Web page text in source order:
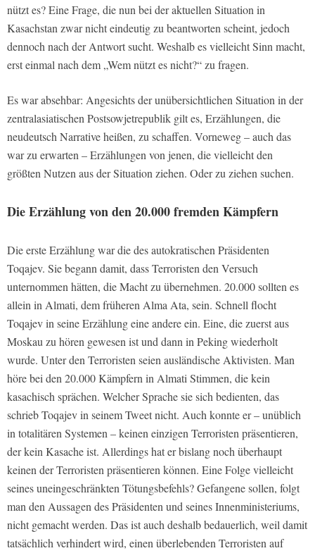
nützt es? Eine Frage, die nun bei der aktuellen Situation in
Kasachstan zwar nicht eindeutig zu beantworten scheint, jedoch
dennoch nach der Antwort sucht. Weshalb es vielleicht Sinn macht,
erst einmal nach dem „Wem nützt es nicht?“ zu fragen.
Es war absehbar: Angesichts der unübersichtlichen Situation in der
zentralasiatischen Postsowjetrepublik gilt es, Erzählungen, die
neudeutsch Narrative heißen, zu schaffen. Vorneweg – auch das
war zu erwarten – Erzählungen von jenen, die vielleicht den
größten Nutzen aus der Situation ziehen. Oder zu ziehen suchen.
Die Erzählung von den 20.000 fremden Kämpfern
Die erste Erzählung war die des autokratischen Präsidenten
Toqajev. Sie begann damit, dass Terroristen den Versuch
unternommen hätten, die Macht zu übernehmen. 20.000 sollten es
allein in Almati, dem früheren Alma Ata, sein. Schnell flocht
Toqajev in seine Erzählung eine andere ein. Eine, die zuerst aus
Moskau zu hören gewesen ist und dann in Peking wiederholt
wurde. Unter den Terroristen seien ausländische Aktivisten. Man
höre bei den 20.000 Kämpfern in Almati Stimmen, die kein
kasachisch sprächen. Welcher Sprache sie sich bedienten, das
schrieb Toqajev in seinem Tweet nicht. Auch konnte er – unüblich
in totalitären Systemen – keinen einzigen Terroristen präsentieren,
der kein Kasache ist. Allerdings hat er bislang noch überhaupt
keinen der Terroristen präsentieren können. Eine Folge vielleicht
seines uneingeschränkten Tötungsbefehls? Gefangene sollen, folgt
man den Aussagen des Präsidenten und seines Innenministeriums,
nicht gemacht werden. Das ist auch deshalb bedauerlich, weil damit
tatsächlich verhindert wird, einen überlebenden Terroristen auf